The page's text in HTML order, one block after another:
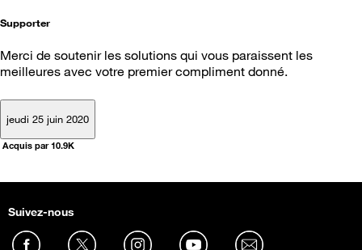
Supporter
Merci de soutenir les solutions qui vous paraissent les
meilleures avec votre premier compliment donné.
jeudi 25 juin 2020
Acquis par 10.9K
Suivez-nous